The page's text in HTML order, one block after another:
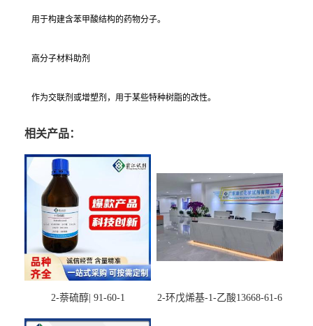
用于构建含苯甲酸结构的药物分子。
高分子材料助剂
作为交联剂或增塑剂，用于某些特种树脂的改性。
相关产品：
2-萘硫醇| 91-60-1 2-环戊烯基-1-乙酸13668-61-6